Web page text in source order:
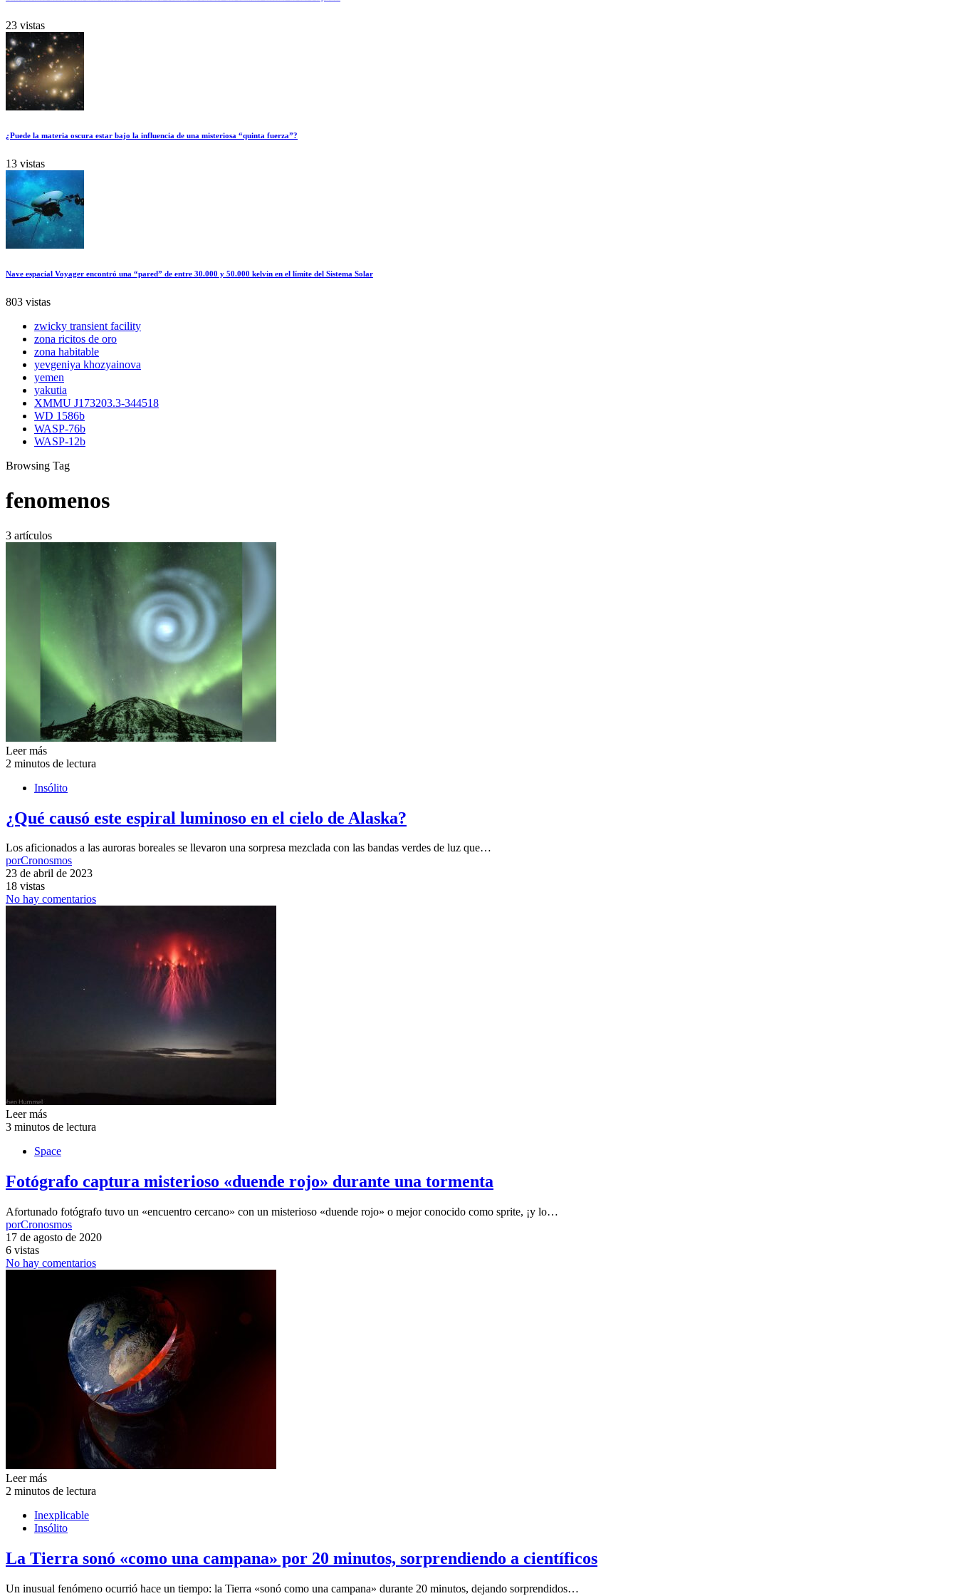
23 vistas
¿Puede la materia oscura estar bajo la influencia de una misteriosa “quinta fuerza”?
13 vistas
Nave espacial Voyager encontró una “pared” de entre 30.000 y 50.000 kelvin en el límite del Sistema Solar
803 vistas
zwicky transient facility
zona ricitos de oro
zona habitable
yevgeniya khozyainova
yemen
yakutia
XMMU J173203.3-344518
WD 1586b
WASP-76b
WASP-12b
Browsing Tag
fenomenos
3 artículos
Leer más
2 minutos de lectura
Insólito
¿Qué causó este espiral luminoso en el cielo de Alaska?
Los aficionados a las auroras boreales se llevaron una sorpresa mezclada con las bandas verdes de luz que…
porCronosmos
23 de abril de 2023
18 vistas
No hay comentarios
Leer más
3 minutos de lectura
Space
Fotógrafo captura misterioso «duende rojo» durante una tormenta
Afortunado fotógrafo tuvo un «encuentro cercano» con un misterioso «duende rojo» o mejor conocido como sprite, ¡y lo…
porCronosmos
17 de agosto de 2020
6 vistas
No hay comentarios
Leer más
2 minutos de lectura
Inexplicable
Insólito
La Tierra sonó «como una campana» por 20 minutos, sorprendiendo a científicos
Un inusual fenómeno ocurrió hace un tiempo: la Tierra «sonó como una campana» durante 20 minutos, dejando sorprendidos…